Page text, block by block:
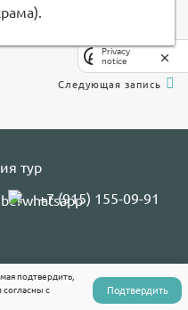
Следующая запись
+7 (915) 155-09-91
19.00
подтвердить,
согласны с
Подтвердить
Privacy
notice